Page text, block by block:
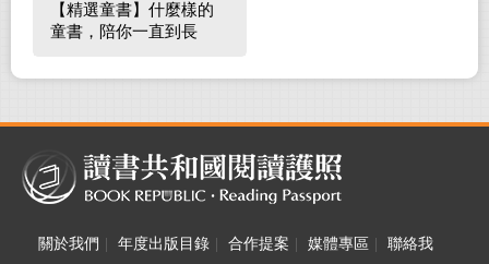
【精選童書】什麼樣的
童書，陪你一直到長
關於我們 年度出版目錄 合作提案 媒體專區 聯絡我